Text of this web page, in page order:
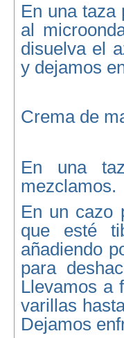
En una taza
al
disuelva el
y dejamos
Crema de
En una
mezclamos.
En un cazo
que esté
añadiendo
para
Llevamos a
varillas
Dejamos